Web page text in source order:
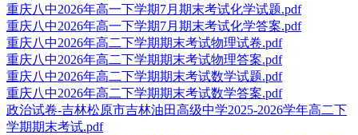
重庆八中2026年高一下学期7月期末考试化学试题.pdf
重庆八中2026年高一下学期7月期末考试化学答案.pdf
重庆八中2026年高二下学期期末考试物理试卷.pdf
重庆八中2026年高二下学期期末考试物理答案.pdf
重庆八中2026年高二下学期期末考试数学试题.pdf
重庆八中2026年高二下学期期末考试数学答案.pdf
政治试卷-吉林松原市吉林油田高级中学2025-2026学年高二下
学期期末考试.pdf